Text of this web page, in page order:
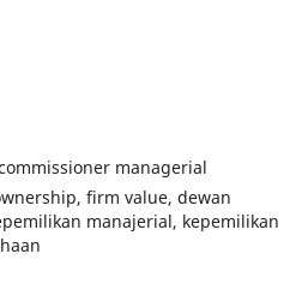
managerial
firm value, dewan
manajerial, kepemilikan